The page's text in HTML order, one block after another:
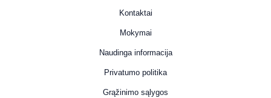
Kontaktai
Mokymai
Naudinga informacija
Privatumo politika
Grąžinimo sąlygos